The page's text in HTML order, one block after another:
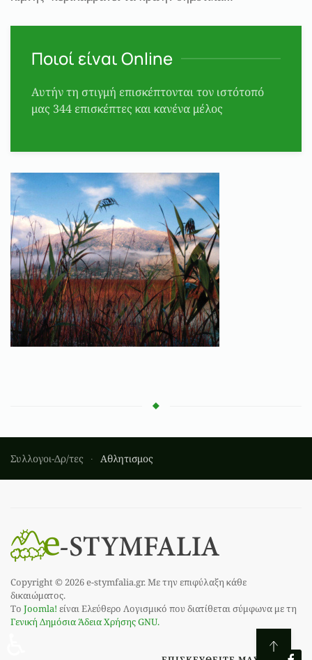
Ποιοί είναι Online
Αυτήν τη στιγμή επισκέπτονται τον ιστότοπό
μας 344 επισκέπτες και κανένα μέλος
Συλλογοι-Δρ/τες Αθλητισμος
Copyright © 2026 e-stymfalia.gr. Με την επιφύλαξη κάθε
δικαιώματος.
Το Joomla! είναι Ελεύθερο Λογισμικό που διατίθεται σύμφωνα με τη
Γενική Δημόσια Άδεια Χρήσης GNU.